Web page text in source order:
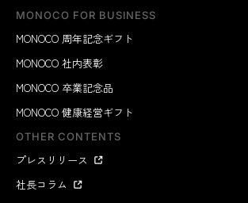
MONOCO FOR BUSINESS
MONOCO 周年記念ギフト
MONOCO 社内表彰
MONOCO 卒業記念品
MONOCO 健康経営ギフト
OTHER CONTENTS
プレスリリース
社長コラム